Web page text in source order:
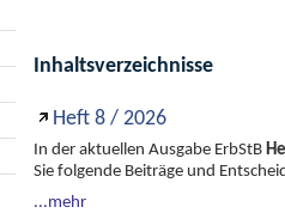
Inhaltsverzeichnisse
Heft 8 / 2026
In der aktuellen Ausgabe ErbStB
Sie folgende Beiträge und
...mehr